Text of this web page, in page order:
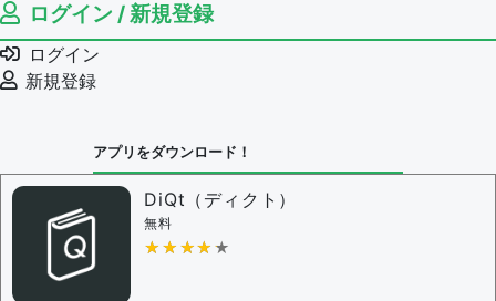
例文の編集権限を持つユーザー -
例文の編集を審査する
例文の削除を審査する
審査に対する投票権限を持つユーザー -
問題の編集権限を持つユーザー -
審査に対する投票権限を持つユーザー -
ザー
決定に必要な投票数 -
ログイン / 新規登録
ログイン
新規登録
アプリをダウンロード！
DiQt（ディクト）
無料
★★★★★
★★★★★